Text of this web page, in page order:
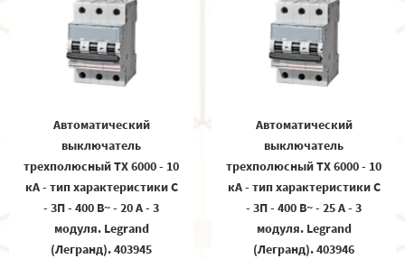
Автоматический
выключатель
трехполюсный TX 6000 - 10
кА - тип характеристики С
- 3П - 400 В~ - 20 А - 3
модуля. Legrand
(Легранд). 403945
Автоматический
выключатель
трехполюсный TX 6000 - 10
кА - тип характеристики С
- 3П - 400 В~ - 25 А - 3
модуля. Legrand
(Легранд). 403946